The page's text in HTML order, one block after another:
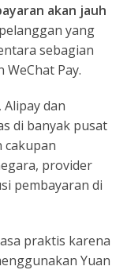
akan jauh
yang
sebagian
Pay.
dan
di banyak pusat
cakupan
provider
pembayaran di
praktis karena
Yuan